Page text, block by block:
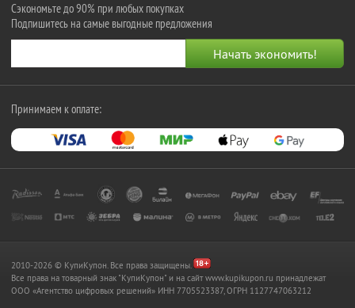
Сэкономьте до 90% при любых покупках
Подпишитесь на самые выгодные предложения
Принимаем к оплате:
2010-2026 © КупиКупон. Все права защищены.
Все права на товарный знак "КупиКупон" и на сайт www.kupikupon.ru принадлежат
OOO «Агентство цифровых решений» ИНН 7705523387, ОГРН 1127747063212